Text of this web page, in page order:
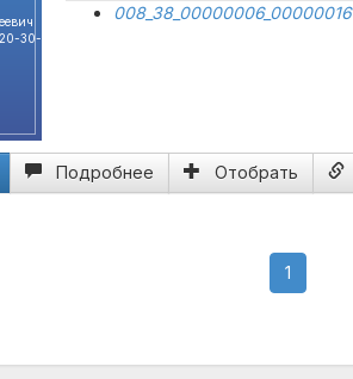
30-
008_38_00000006_00000016
Подробнее Отобрать
1(current)